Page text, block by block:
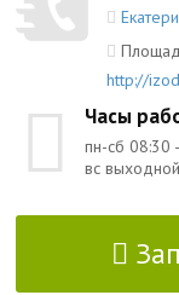
http://
Часы
пн-сб 08:30
вс выходной